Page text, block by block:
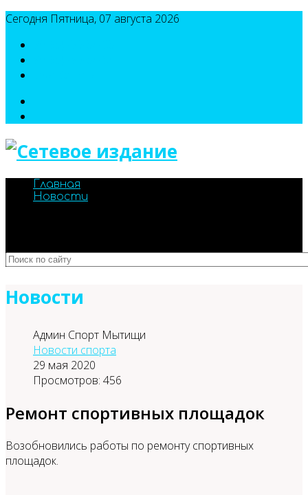
Сегодня Пятница, 07 августа 2026
Главная
Новости
Новости
Админ Спорт Мытищи
Новости спорта
29 мая 2020
Просмотров: 456
Ремонт спортивных площадок
Возобновились работы по ремонту спортивных
площадок.